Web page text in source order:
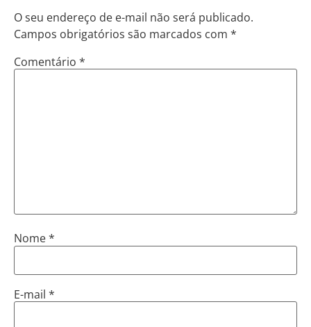
O seu endereço de e-mail não será publicado.
Campos obrigatórios são marcados com *
Comentário *
Nome*
E-mail *